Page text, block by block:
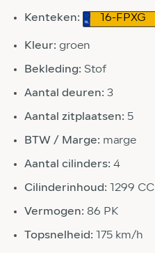
Kenteken: 16-FPXG
Kleur: groen
Bekleding: Stof
Aantal deuren: 3
Aantal zitplaatsen: 5
BTW / Marge: marge
Aantal cilinders: 4
Cilinderinhoud: 1299 CC
Vermogen: 86 PK
Topsnelheid: 175 km/h